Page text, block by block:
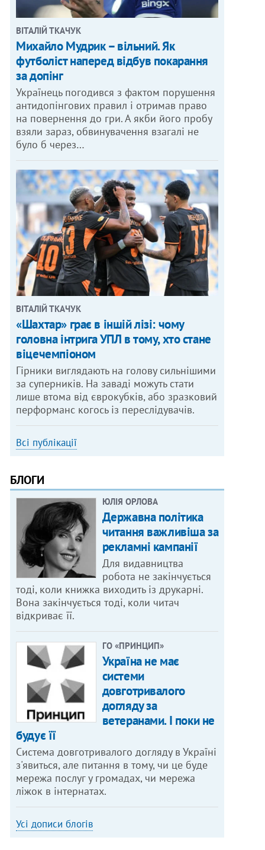
МАКС ЛЕВИН
ВІТАЛІЙ ТКАЧУК
Михайло Мудрик – вільний. Як
футболіст наперед відбув покарання
за допінг
Українець погодився з фактом порушення
антидопінгових правил і отримав право
на повернення до гри. А якби його пробу
взяли зараз, обвинувачення взагалі не
було б через…
ВІТАЛІЙ ТКАЧУК
«Шахтар» грає в іншій лізі: чому
головна інтрига УПЛ в тому, хто стане
віцечемпіоном
Гірники виглядають на голову сильнішими
за суперників. На заваді можуть стати
лише втома від єврокубків, або зразковий
перформанс когось із переслідувачів.
Всі публікації
БЛОГИ
ЮЛІЯ ОРЛОВА
Державна політика
читання важливіша за
рекламні кампанії
Для видавництва
робота не закінчується
тоді, коли книжка виходить із друкарні.
Вона закінчується тоді, коли читач
відкриває її.
ГО «ПРИНЦИП»
Україна не має
системи
довготривалого
догляду за
ветеранами. І поки не
будує її
Система довготривалого догляду в Україні
з'явиться, але питання в тому, чи це буде
мережа послуг у громадах, чи мережа
ліжок в інтернатах.
Усі дописи блогів